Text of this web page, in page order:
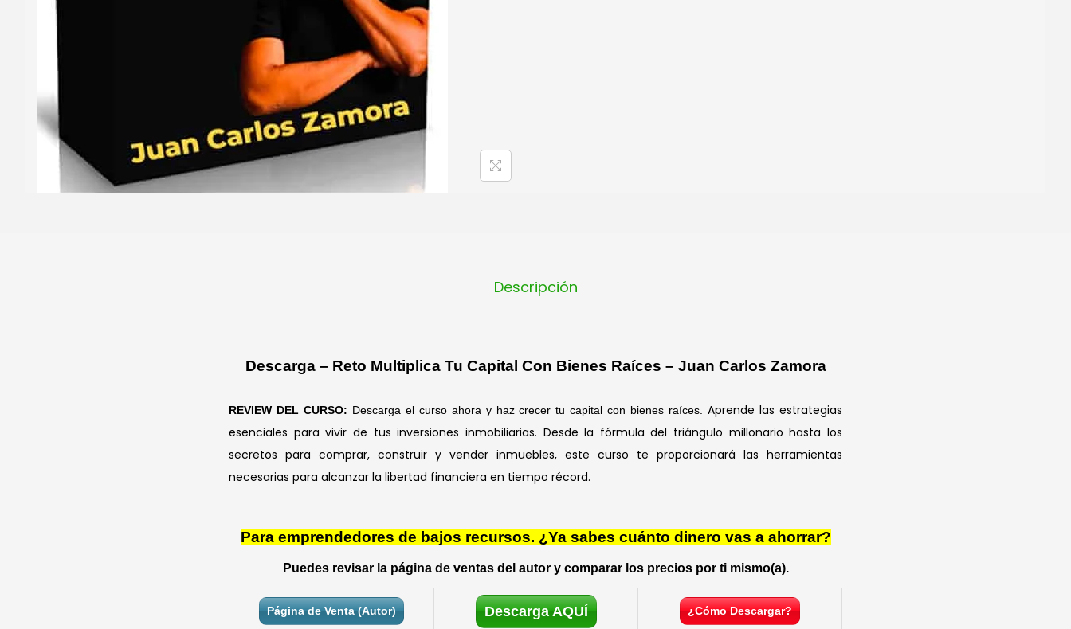
Descripción
Descarga – Reto Multiplica Tu Capital Con Bienes Raíces – Juan Carlos Zamora
REVIEW DEL CURSO: Descarga el curso ahora y haz crecer tu capital con bienes raíces. Aprende las estrategias
esenciales para vivir de tus inversiones inmobiliarias. Desde la fórmula del triángulo millonario hasta los
secretos para comprar, construir y vender inmuebles, este curso te proporcionará las herramientas
necesarias para alcanzar la libertad financiera en tiempo récord.
Para emprendedores de bajos recursos. ¿Ya sabes cuánto dinero vas a ahorrar?
Puedes revisar la página de ventas del autor y comparar los precios por ti mismo(a).
Página de Venta (Autor) Descarga AQUÍ ¿Cómo Descargar?